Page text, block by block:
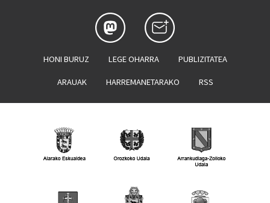
HONI BURUZ LEGE OHARRA PUBLIZITATEA
ARAUAK HARREMANETARAKO RSS